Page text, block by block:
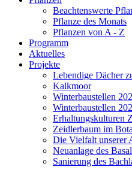
Beachtenswerte
Pflanze des Monats
Pflanzen von A - Z
Programm
Aktuelles
Projekte
Lebendige Dächer
Kalkmoor
Winterbaustellen
Winterbaustellen
Erhaltungskulturen
Zeidlerbaum im
Die Vielfalt unserer
Neuanlage des
Sanierung des